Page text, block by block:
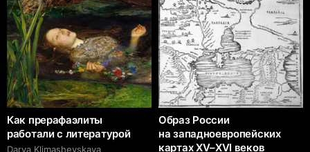
Как прерафаэлиты
работали с литературой
Darya Klimashevskaya
Образ России
на западноевропейских
картах XV–XVI веков